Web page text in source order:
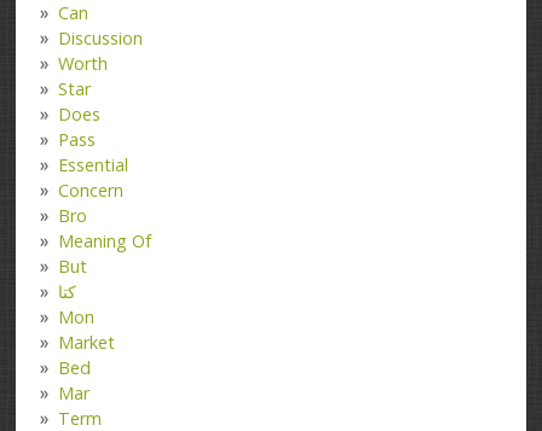
Can
Discussion
Worth
Star
Does
Pass
Essential
Concern
Bro
Meaning Of
But
کتا
Mon
Market
Bed
Mar
Term